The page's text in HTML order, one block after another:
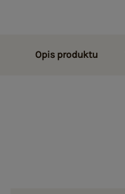
Opis produktu